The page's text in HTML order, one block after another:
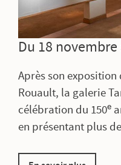
Du 18
Après son exposition
Rouault, la galerie
célébration du 150ᵉ
en présentant plus